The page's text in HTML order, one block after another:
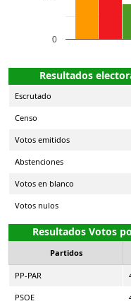
0
Resultados
Escrutado
Censo
Votos emitidos
Abstenciones
Votos en blanco
Votos nulos
Resultados Votos
Partidos
PP-PAR
PSOE